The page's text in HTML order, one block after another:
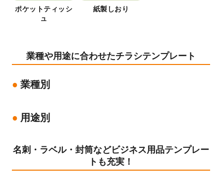
ポケットティッシ
ュ
紙製しおり
業種や用途に合わせたチラシテンプレート
業種別
用途別
名刺・ラベル・封筒などビジネス用品テンプレー
トも充実！